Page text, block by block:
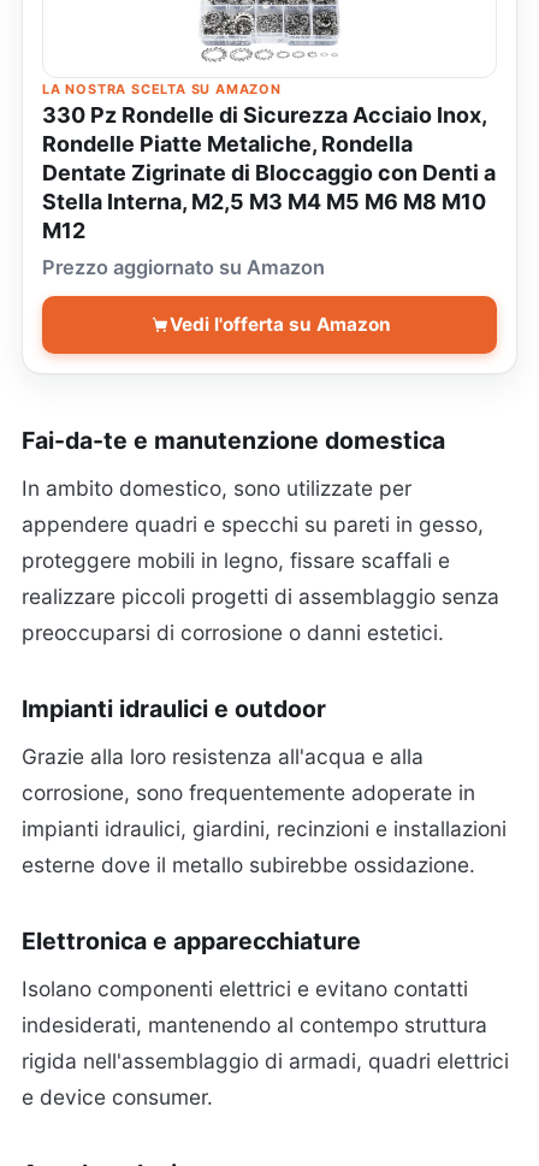
LA NOSTRA SCELTA SU AMAZON
330 Pz Rondelle di Sicurezza Acciaio Inox,
Rondelle Piatte Metaliche, Rondella
Dentate Zigrinate di Bloccaggio con Denti a
Stella Interna, M2,5 M3 M4 M5 M6 M8 M10
M12
Prezzo aggiornato su Amazon
Vedi l'offerta su Amazon
Fai-da-te e manutenzione domestica
In ambito domestico, sono utilizzate per
appendere quadri e specchi su pareti in gesso,
proteggere mobili in legno, fissare scaffali e
realizzare piccoli progetti di assemblaggio senza
preoccuparsi di corrosione o danni estetici.
Impianti idraulici e outdoor
Grazie alla loro resistenza all'acqua e alla
corrosione, sono frequentemente adoperate in
impianti idraulici, giardini, recinzioni e installazioni
esterne dove il metallo subirebbe ossidazione.
Elettronica e apparecchiature
Isolano componenti elettrici e evitano contatti
indesiderati, mantenendo al contempo struttura
rigida nell'assemblaggio di armadi, quadri elettrici
e device consumer.